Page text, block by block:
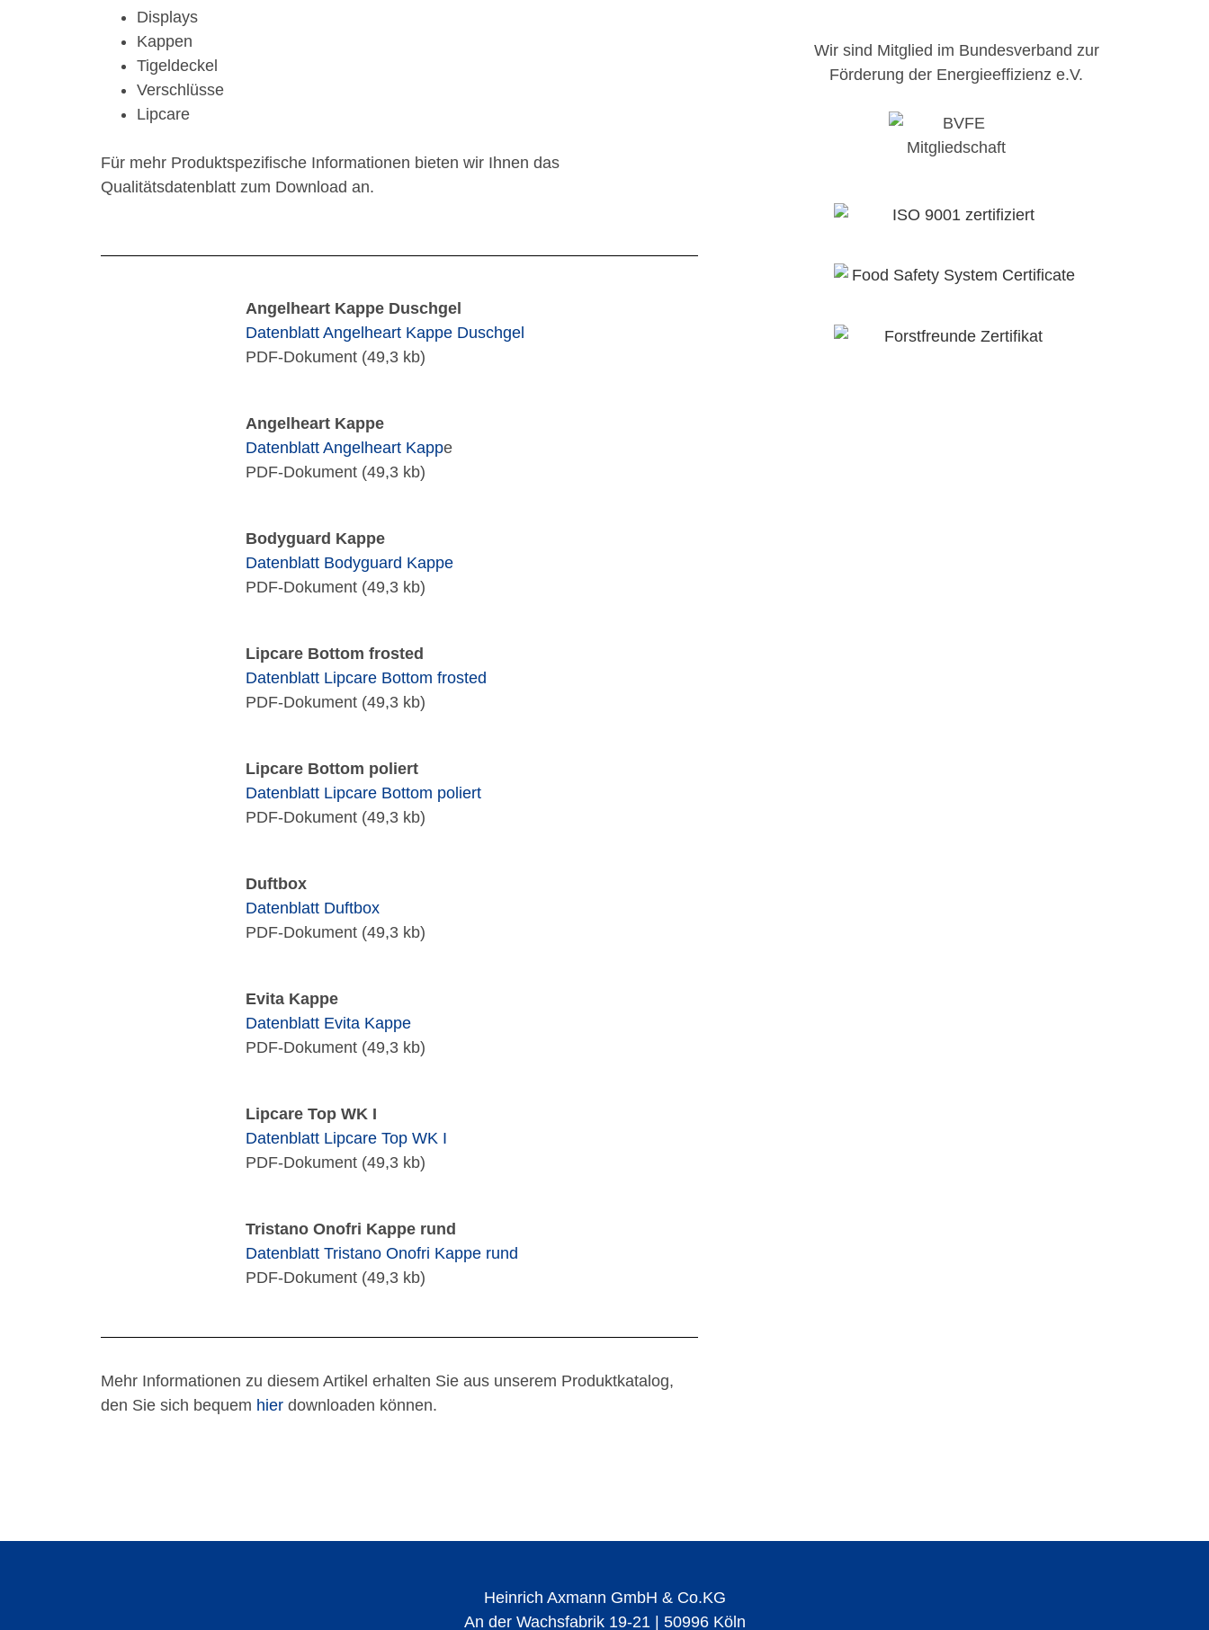
Displays
Kappen
Tigeldeckel
Verschlüsse
Lipcare
Für mehr Produktspezifische Informationen bieten wir Ihnen das
Qualitätsdatenblatt zum Download an.
Angelheart Kappe Duschgel
Datenblatt Angelheart Kappe Duschgel
PDF-Dokument (49,3 kb)
Angelheart Kappe
Datenblatt Angelheart Kappe
PDF-Dokument (49,3 kb)
Bodyguard Kappe
Datenblatt Bodyguard Kappe
PDF-Dokument (49,3 kb)
Lipcare Bottom frosted
Datenblatt Lipcare Bottom frosted
PDF-Dokument (49,3 kb)
Lipcare Bottom poliert
Datenblatt Lipcare Bottom poliert
PDF-Dokument (49,3 kb)
Duftbox
Datenblatt Duftbox
PDF-Dokument (49,3 kb)
Evita Kappe
Datenblatt Evita Kappe
PDF-Dokument (49,3 kb)
Lipcare Top WK I
Datenblatt Lipcare Top WK I
PDF-Dokument (49,3 kb)
Tristano Onofri Kappe rund
Datenblatt Tristano Onofri Kappe rund
PDF-Dokument (49,3 kb)
Mehr Informationen zu diesem Artikel erhalten Sie aus unserem Produktkatalog,
den Sie sich bequem hier downloaden können.
Wir sind Mitglied im Bundesverband zur
Förderung der Energieeffizienz e.V.
Heinrich Axmann GmbH & Co.KG
An der Wachsfabrik 19-21 | 50996 Köln